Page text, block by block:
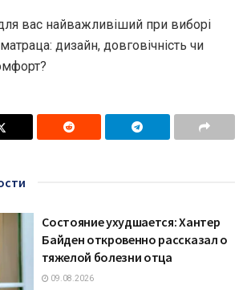
вас найважливіший при виборі
дизайн, довговічність чи
Состояние ухудшается: Хантер
Байден откровенно рассказал о
тяжелой болезни отца
09.08.2026